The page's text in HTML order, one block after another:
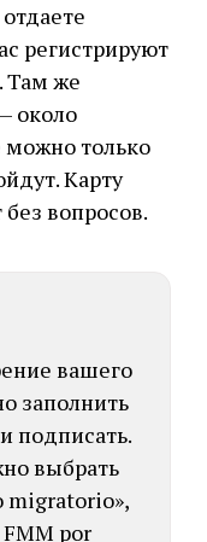
регистрируют
Там же
около
можно только
Карту
вопросов.
вашего
заполнить
подписать.
выбрать
migratorio»,
por